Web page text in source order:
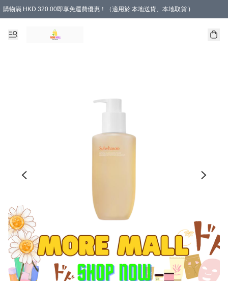
購物滿 HKD 320.00即享免運費優惠！（適用於 本地送貨、本地取貨 )